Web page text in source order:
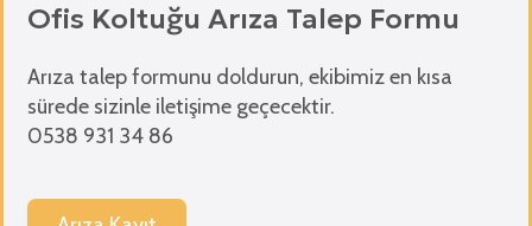
Ofis Koltuğu Arıza Talep Formu
Arıza talep formunu doldurun, ekibimiz en kısa
sürede sizinle iletişime geçecektir.
0538 931 34 86